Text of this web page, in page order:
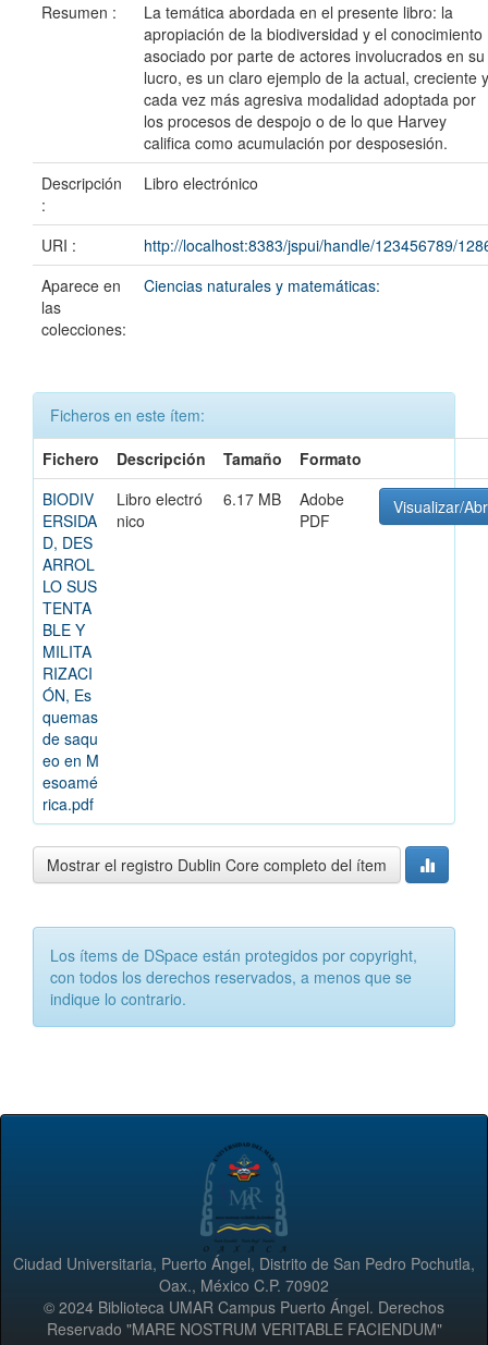
Resumen :
La temática abordada en el presente libro: la
apropiación de la biodiversidad y el conocimiento
asociado por parte de actores involucrados en su
lucro, es un claro ejemplo de la actual, creciente y
cada vez más agresiva modalidad adoptada por
los procesos de despojo o de lo que Harvey
califica como acumulación por desposesión.
Descripción
:
Libro electrónico
URI :
http://localhost:8383/jspui/handle/123456789/
Aparece en
las
colecciones:
Ciencias naturales y matemáticas:
Ficheros en este ítem:
Fichero
Descripción Tamaño
Formato
BIODIV
ERSIDA
D, DES
ARROL
LO SUS
TENTA
BLE Y
MILITA
RIZACI
ÓN, Es
quemas
de saqu
eo en M
esoamé
rica.pdf
Libro electró
nico
6.17 MB
Adobe
PDF
Visualizar/
Mostrar el registro Dublin Core completo del ítem
Los ítems de DSpace están protegidos por copyright,
con todos los derechos reservados, a menos que se
indique lo contrario.
Ciudad Universitaria, Puerto Ángel, Distrito de San Pedro Pochutla,
Oax., México C.P. 70902
© 2024 Biblioteca UMAR Campus Puerto Ángel. Derechos
Reservado "MARE NOSTRUM VERITABLE FACIENDUM"